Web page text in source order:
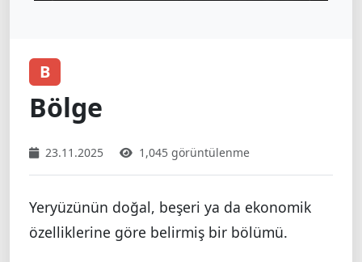
B
Bölge
23.11.2025 1,045 görüntülenme
Yeryüzünün doğal, beşeri ya da ekonomik
özelliklerine göre belirmiş bir bölümü.